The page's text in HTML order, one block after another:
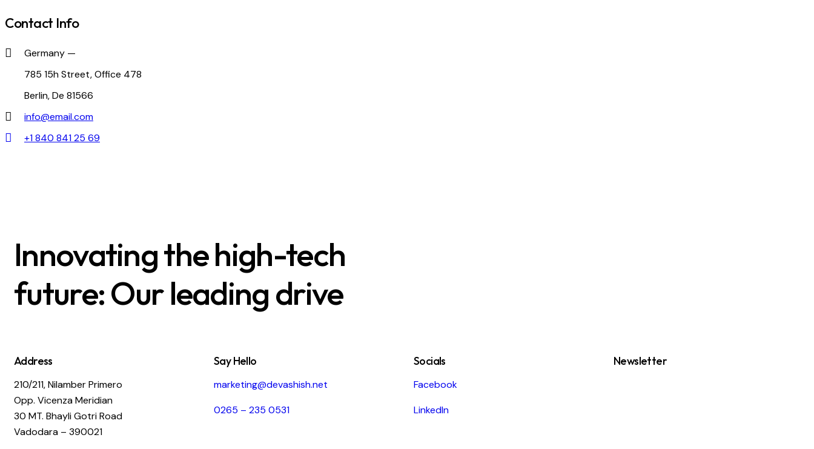
Contact Info
Germany —
785 15h Street, Office 478
Berlin, De 81566
info@email.com
+1 840 841 25 69
Innovating the high-tech
future: Our leading drive
Address
210/211, Nilamber Primero
Opp. Vicenza Meridian
30 MT. Bhayli Gotri Road
Vadodara – 390021
Say Hello
marketing@devashish.net
0265 – 235 0531
Socials
Facebook
LinkedIn
Newsletter